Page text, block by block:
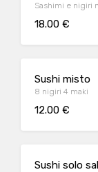
Sashimi e nigiri
18.00 €
Sushi misto
8 nigiri 4 maki
12.00 €
Sushi solo